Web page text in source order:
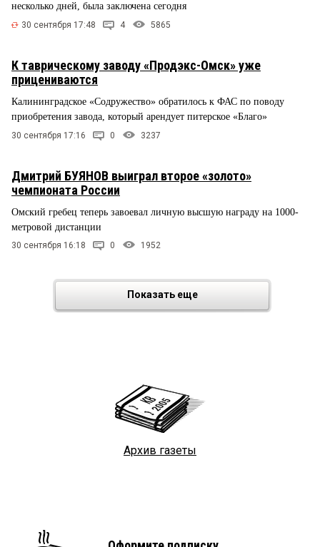
несколько дней, была заключена сегодня
30 сентября 17:48 4 5865
К таврическому заводу «Продэкс-Омск» уже
прицениваются
Калининградское «Содружество» обратилось к ФАС по поводу
приобретения завода, который арендует питерское «Благо»
30 сентября 17:16 0 3237
Дмитрий БУЯНОВ выиграл второе «золото»
чемпионата России
Омский гребец теперь завоевал личную высшую награду на 1000-
метровой дистанции
30 сентября 16:18 0 1952
Показать еще
Архив газеты